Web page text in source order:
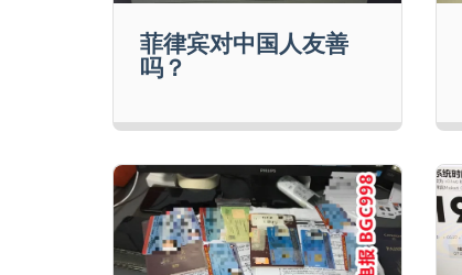
菲律宾对中国人友善
吗？